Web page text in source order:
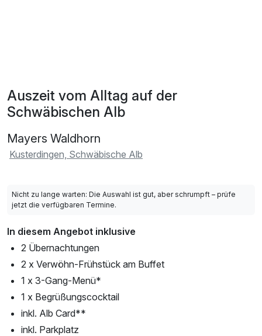
Auszeit vom Alltag auf der
Schwäbischen Alb
Mayers Waldhorn
Kusterdingen, Schwäbische Alb
Nicht zu lange warten: Die Auswahl ist gut, aber schrumpft – prüfe
jetzt die verfügbaren Termine.
In diesem Angebot inklusive
2 Übernachtungen
2 x Verwöhn-Frühstück am Buffet
1 x 3-Gang-Menü*
1 x Begrüßungscocktail
inkl. Alb Card**
inkl. Parkplatz